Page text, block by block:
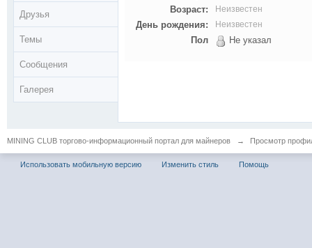
Друзья
Темы
Сообщения
Галерея
Возраст:
Неизвестен
День рождения: Неизвестен
Пол Не указал
MINING CLUB торгово-информационный портал для майнеров → Просмотр
Использовать мобильную версию Изменить стиль Помощь